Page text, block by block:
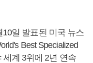
일 발표된 미국 뉴스
Best Specialized
세계 3위에 2년 연속